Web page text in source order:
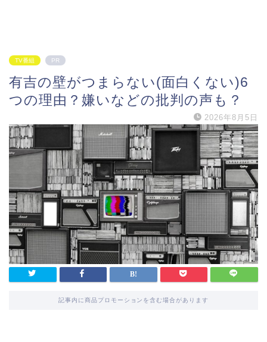
TV番組 PR
有吉の壁がつまらない(面白くない)6
つの理由？嫌いなどの批判の声も？
2026年8月5日
記事内に商品プロモーションを含む場合があります